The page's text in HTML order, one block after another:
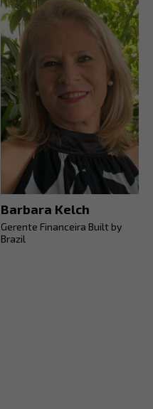
Barbara Kelch
Gerente Financeira Built by
Brazil